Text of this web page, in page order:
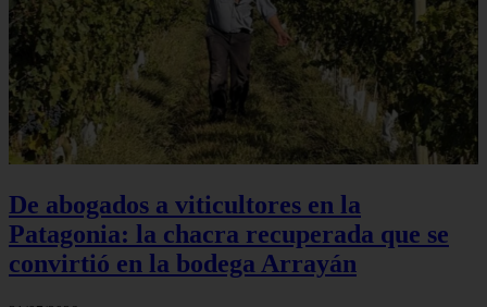
De abogados a viticultores en la
Patagonia: la chacra recuperada que se
convirtió en la bodega Arrayán